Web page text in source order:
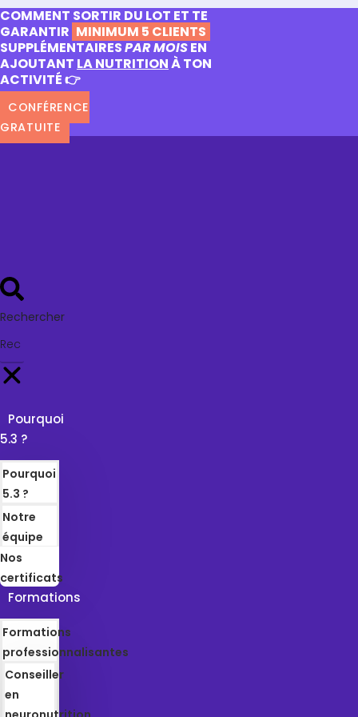
COMMENT SORTIR DU LOT ET TE
GARANTIR MINIMUM 5 CLIENTS
SUPPLÉMENTAIRESPAR MOISEN
AJOUTANT LA NUTRITIONÀ TON
ACTIVITÉ 👉
CONFÉRENCE
GRATUITE
Rechercher
Pourquoi
5.3 ?
Pourquoi
5.3 ?
Notre
équipe
Nos
certificats
Formations
Formations
professionnalisantes
Conseiller
en